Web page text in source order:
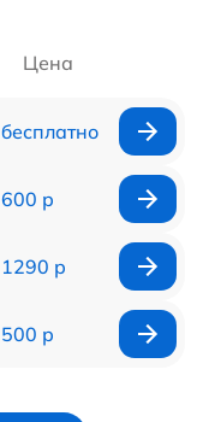
Цена
бесплатно
600 р
1290 р
500 р